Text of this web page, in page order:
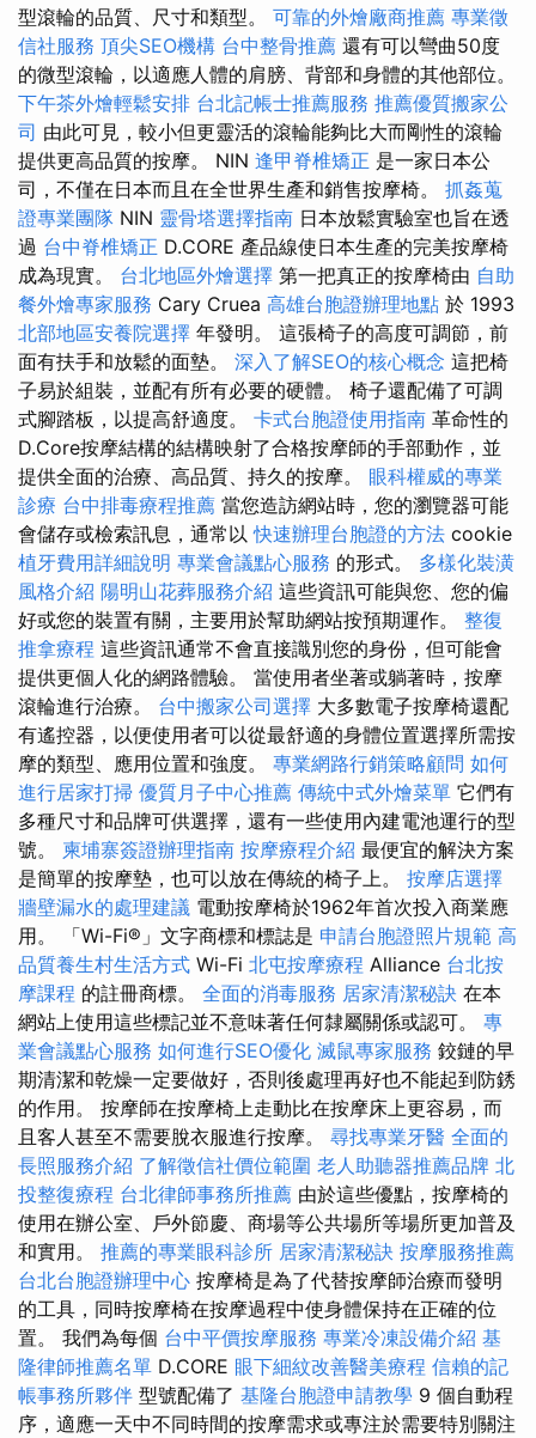
型滾輪的品質、尺寸和類型。 可靠的外燴廠商推薦 專業徵
信社服務 頂尖SEO機構 台中整骨推薦 還有可以彎曲50度
的微型滾輪，以適應人體的肩膀、背部和身體的其他部位。
下午茶外燴輕鬆安排 台北記帳士推薦服務 推薦優質搬家公
司 由此可見，較小但更靈活的滾輪能夠比大而剛性的滾輪
提供更高品質的按摩。 NIN 逢甲脊椎矯正 是一家日本公
司，不僅在日本而且在全世界生產和銷售按摩椅。 抓姦蒐
證專業團隊 NIN 靈骨塔選擇指南 日本放鬆實驗室也旨在透
過 台中脊椎矯正 D.CORE 產品線使日本生產的完美按摩椅
成為現實。 台北地區外燴選擇 第一把真正的按摩椅由 自助
餐外燴專家服務 Cary Cruea 高雄台胞證辦理地點 於 1993
北部地區安養院選擇 年發明。 這張椅子的高度可調節，前
面有扶手和放鬆的面墊。 深入了解SEO的核心概念 這把椅
子易於組裝，並配有所有必要的硬體。 椅子還配備了可調
式腳踏板，以提高舒適度。 卡式台胞證使用指南 革命性的
D.Core按摩結構的結構映射了合格按摩師的手部動作，並
提供全面的治療、高品質、持久的按摩。 眼科權威的專業
診療 台中排毒療程推薦 當您造訪網站時，您的瀏覽器可能
會儲存或檢索訊息，通常以快速辦理台胞證的方法 cookie
植牙費用詳細說明 專業會議點心服務 的形式。 多樣化裝潢
風格介紹 陽明山花葬服務介紹 這些資訊可能與您、您的偏
好或您的裝置有關，主要用於幫助網站按預期運作。 整復
推拿療程 這些資訊通常不會直接識別您的身份，但可能會
提供更個人化的網路體驗。 當使用者坐著或躺著時，按摩
滾輪進行治療。 台中搬家公司選擇 大多數電子按摩椅還配
有遙控器，以便使用者可以從最舒適的身體位置選擇所需按
摩的類型、應用位置和強度。 專業網路行銷策略顧問 如何
進行居家打掃 優質月子中心推薦 傳統中式外燴菜單 它們有
多種尺寸和品牌可供選擇，還有一些使用內建電池運行的型
號。 柬埔寨簽證辦理指南 按摩療程介紹 最便宜的解決方案
是簡單的按摩墊，也可以放在傳統的椅子上。 按摩店選擇
牆壁漏水的處理建議 電動按摩椅於1962年首次投入商業應
用。 「Wi-Fi®」文字商標和標誌是 申請台胞證照片規範 高
品質養生村生活方式 Wi-Fi 北屯按摩療程 Alliance 台北按
摩課程 的註冊商標。 全面的消毒服務 居家清潔秘訣 在本
網站上使用這些標記並不意味著任何隸屬關係或認可。 專
業會議點心服務 如何進行SEO優化 滅鼠專家服務 鉸鏈的早
期清潔和乾燥一定要做好，否則後處理再好也不能起到防銹
的作用。 按摩師在按摩椅上走動比在按摩床上更容易，而
且客人甚至不需要脫衣服進行按摩。 尋找專業牙醫 全面的
長照服務介紹 了解徵信社價位範圍 老人助聽器推薦品牌 北
投整復療程 台北律師事務所推薦 由於這些優點，按摩椅的
使用在辦公室、戶外節慶、商場等公共場所等場所更加普及
和實用。 推薦的專業眼科診所 居家清潔秘訣 按摩服務推薦
台北台胞證辦理中心 按摩椅是為了代替按摩師治療而發明
的工具，同時按摩椅在按摩過程中使身體保持在正確的位
置。 我們為每個 台中平價按摩服務 專業冷凍設備介紹 基
隆律師推薦名單 D.CORE 眼下細紋改善醫美療程 信賴的記
帳事務所夥伴 型號配備了 基隆台胞證申請教學 9 個自動程
序，適應一天中不同時間的按摩需求或專注於需要特別關注